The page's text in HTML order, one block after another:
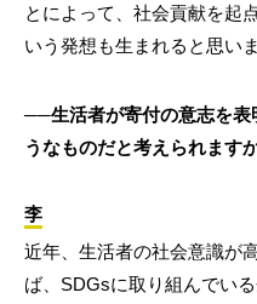
とによって、社会貢献を起
いう発想も生まれると思いま
──生活者が寄付の意志を表
うなものだと考えられますか
李
近年、生活者の社会意識が
ば、SDGsに取り組んでい